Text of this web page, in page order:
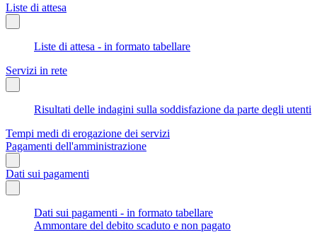
Liste di attesa
Liste di attesa - in formato tabellare
Servizi in rete
Risultati delle indagini sulla soddisfazione da parte degli utenti
Tempi medi di erogazione dei servizi
Pagamenti dell'amministrazione
Dati sui pagamenti
Dati sui pagamenti - in formato tabellare
Ammontare del debito scaduto e non pagato